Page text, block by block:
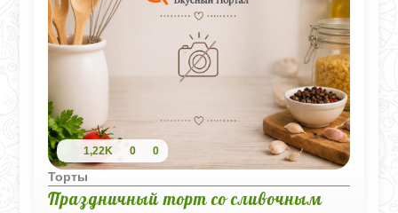
1,22K 0 0
Торты
Праздничный торт со сливочным